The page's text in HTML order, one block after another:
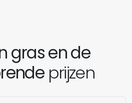
gras en de
prijzen